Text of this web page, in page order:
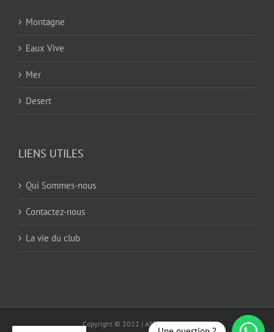
Eaux Vive
Mer
Desert
Contactez-nous
La vie du club